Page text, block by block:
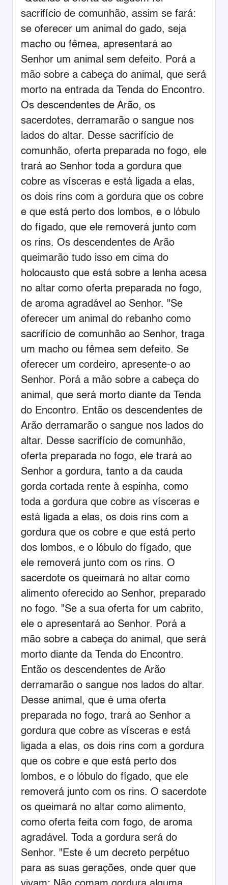
sacrifício de comunhão, assim se fará:
se oferecer um animal do gado, seja
macho ou fêmea, apresentará ao
Senhor um animal sem defeito. Porá a
mão sobre a cabeça do animal, que será
morto na entrada da Tenda do Encontro.
Os descendentes de Arão, os
sacerdotes, derramarão o sangue nos
lados do altar. Desse sacrifício de
comunhão, oferta preparada no fogo, ele
trará ao Senhor toda a gordura que
cobre as vísceras e está ligada a elas,
os dois rins com a gordura que os cobre
e que está perto dos lombos, e o lóbulo
do fígado, que ele removerá junto com
os rins. Os descendentes de Arão
queimarão tudo isso em cima do
holocausto que está sobre a lenha acesa
no altar como oferta preparada no fogo,
de aroma agradável ao Senhor. "Se
oferecer um animal do rebanho como
sacrifício de comunhão ao Senhor, traga
um macho ou fêmea sem defeito. Se
oferecer um cordeiro, apresente-o ao
Senhor. Porá a mão sobre a cabeça do
animal, que será morto diante da Tenda
do Encontro. Então os descendentes de
Arão derramarão o sangue nos lados do
altar. Desse sacrifício de comunhão,
oferta preparada no fogo, ele trará ao
Senhor a gordura, tanto a da cauda
gorda cortada rente à espinha, como
toda a gordura que cobre as vísceras e
está ligada a elas, os dois rins com a
gordura que os cobre e que está perto
dos lombos, e o lóbulo do fígado, que
ele removerá junto com os rins. O
sacerdote os queimará no altar como
alimento oferecido ao Senhor, preparado
no fogo. "Se a sua oferta for um cabrito,
ele o apresentará ao Senhor. Porá a
mão sobre a cabeça do animal, que será
morto diante da Tenda do Encontro.
Então os descendentes de Arão
derramarão o sangue nos lados do altar.
Desse animal, que é uma oferta
preparada no fogo, trará ao Senhor a
gordura que cobre as vísceras e está
ligada a elas, os dois rins com a gordura
que os cobre e que está perto dos
lombos, e o lóbulo do fígado, que ele
removerá junto com os rins. O sacerdote
os queimará no altar como alimento,
como oferta feita com fogo, de aroma
agradável. Toda a gordura será do
Senhor. "Este é um decreto perpétuo
para as suas gerações, onde quer que